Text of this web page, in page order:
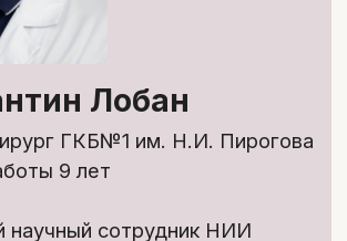
900₽!
скидку